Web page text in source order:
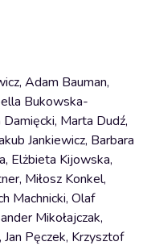
Adam Bauman,
Bukowska-
Damięcki, Marta Dudź,
Jankiewicz, Barbara
Elżbieta Kijowska,
Miłosz Konkel,
Machnicki, Olaf
Mikołajczak,
Jan Pęczek, Krzysztof